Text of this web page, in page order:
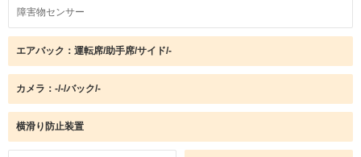
障害物センサー
エアバック：運転席/助手席/サイド/-
カメラ：-/-/バック/-
横滑り防止装置